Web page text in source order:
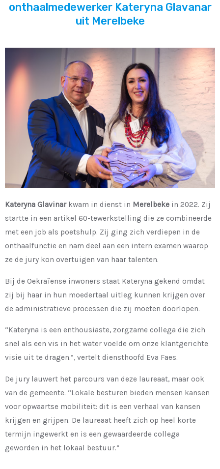
onthaalmedewerker Kateryna Glavanar
uit Merelbeke
Kateryna Glavinarkwam in dienst in Merelbeke in 2022. Zij
startte in een artikel 60-tewerkstelling die ze combineerde
met een job als poetshulp. Zij ging zich verdiepen in de
onthaalfunctie en nam deel aan een intern examen waarop
ze de jury kon overtuigen van haar talenten.
Bij de Oekraïense inwoners staat Kateryna gekend omdat
zij bij haar in hun moedertaal uitleg kunnen krijgen over
de administratieve processen die zij moeten doorlopen.
“Kateryna is een enthousiaste, zorgzame collega die zich
snel als een vis in het water voelde om onze klantgerichte
visie uit te dragen.”, vertelt diensthoofd Eva Faes.
De jury lauwert het parcours van deze laureaat, maar ook
van de gemeente. “Lokale besturen bieden mensen kansen
voor opwaartse mobiliteit: dit is een verhaal van kansen
krijgen en grijpen. De laureaat heeft zich op heel korte
termijn ingewerkt en is een gewaardeerde collega
geworden in het lokaal bestuur.”